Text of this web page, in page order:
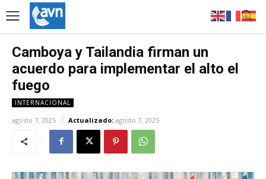
Camboya y Tailandia firman un
acuerdo para implementar el alto el
fuego
INTERNACIONAL
agosto 7, 2025 Actualizado: agosto 7, 2025